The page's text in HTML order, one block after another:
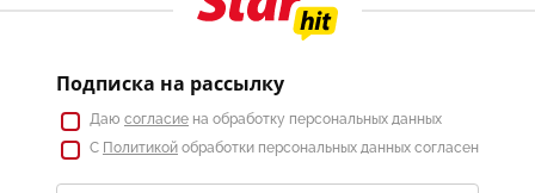
Подписка на рассылку
Даю согласие на обработку персональных данных
С Политикой обработки персональных данных согласен